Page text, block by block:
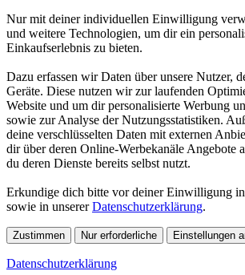
Nur mit deiner individuellen Einwilligung
und weitere Technologien, um dir ein
Einkaufserlebnis zu bieten.
Dazu erfassen wir Daten über unsere Nutzer,
Geräte. Diese nutzen wir zur laufenden
Website und um dir personalisierte Werbung
sowie zur Analyse der Nutzungsstatistiken.
deine verschlüsselten Daten mit externen
dir über deren Online-Werbekanäle Angebote
du deren Dienste bereits selbst nutzt.
Erkundige dich bitte vor deiner Einwilligung
sowie in unsererDatenschutzerklärung.
Zustimmen Nur erforderliche Einstellungen
Datenschutzerklärung